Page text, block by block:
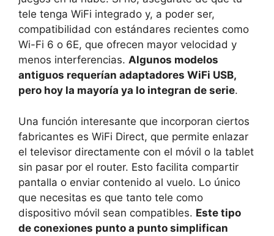
tele tenga WiFi integrado y, a poder ser,
compatibilidad con estándares recientes como
Wi-Fi 6 o 6E, que ofrecen mayor velocidad y
menos interferencias. Algunos modelos
antiguos requerían adaptadores WiFi USB,
pero hoy la mayoría ya lo integran de serie.
Una función interesante que incorporan ciertos
fabricantes es WiFi Direct, que permite enlazar
el televisor directamente con el móvil o la tablet
sin pasar por el router. Esto facilita compartir
pantalla o enviar contenido al vuelo. Lo único
que necesitas es que tanto tele como
dispositivo móvil sean compatibles. Este tipo
de conexiones punto a punto simplifican